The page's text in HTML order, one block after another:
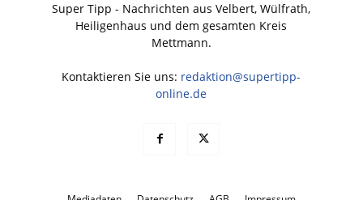
Super Tipp - Nachrichten aus Velbert, Wülfrath,
Heiligenhaus und dem gesamten Kreis
Mettmann.
Kontaktieren Sie uns: redaktion@supertipp-
online.de